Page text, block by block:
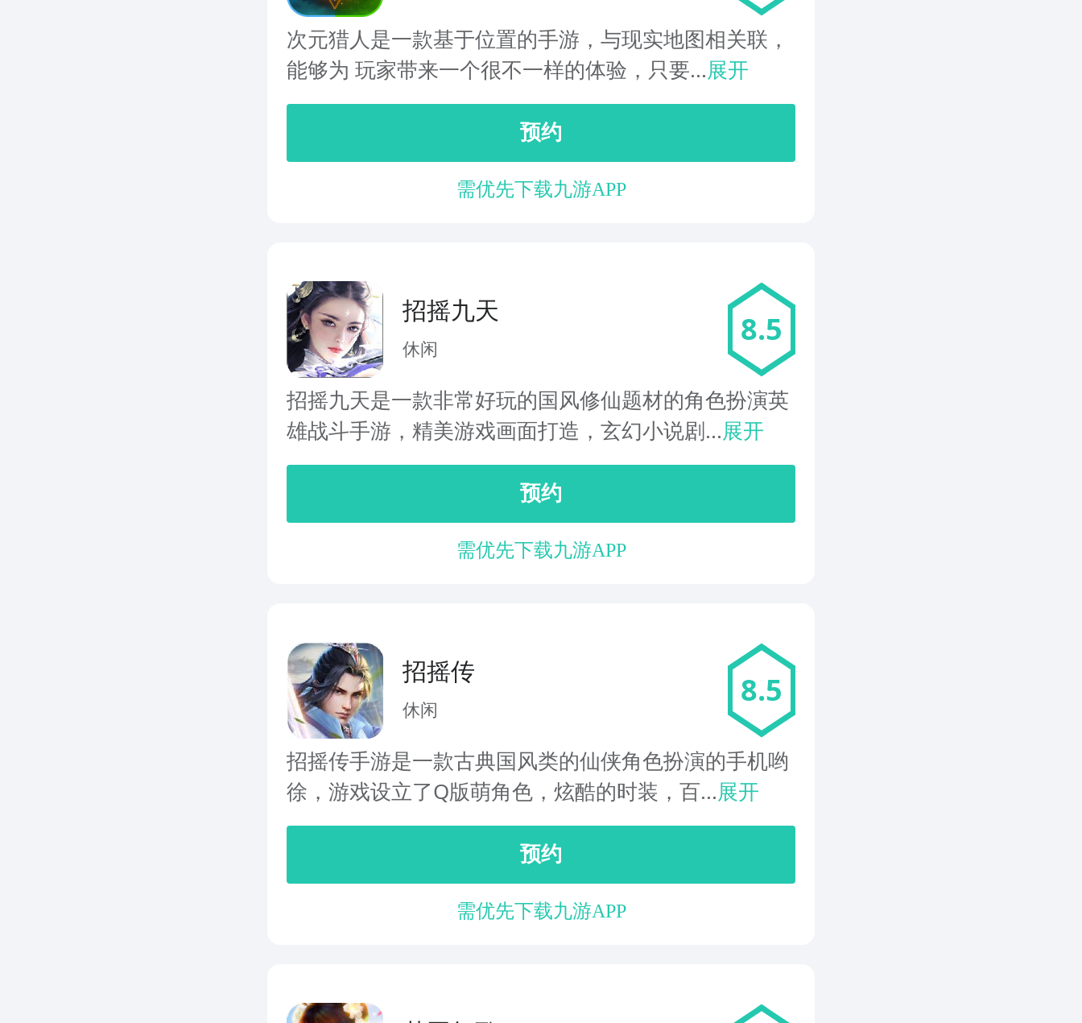
次元猎人是一款基于位置的手游，与现实地图相关联，
能够为 玩家带来一个很不一样的体验，只要...展开
预约
需优先下载九游APP
招摇九天
休闲
8.5
招摇九天是一款非常好玩的国风修仙题材的角色扮演英
雄战斗手游，精美游戏画面打造，玄幻小说剧...展开
预约
需优先下载九游APP
招摇传
休闲
8.5
招摇传手游是一款古典国风类的仙侠角色扮演的手机哟
徐，游戏设立了Q版萌角色，炫酷的时装，百...展开
预约
需优先下载九游APP